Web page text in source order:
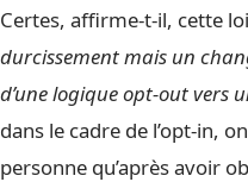
Certes, affirme-t-il, cette
durcissement mais un
d’une logique opt-out vers
dans le cadre de l’opt-in,
personne qu’après avoir